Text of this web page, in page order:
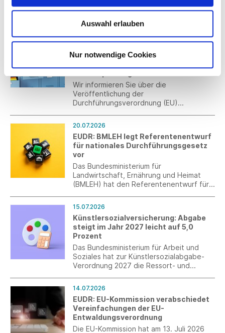
Auswahl erlauben
Nur notwendige Cookies
Strategie beschlossen. Darin werden
auch explizit Maßnahmen für den Transfer
zwischen Startups und Mittelstand
20.07.2026
Durchführungsverordnung (EU)
Wir informieren Sie über die
Veröffentlichung der
Durchführungsverordnung (EU)
Rahmen der Ökodesign-Verordnung
(ESPR).
20.07.2026
EUDR: BMLEH legt Referentenentwurf
für nationales Durchführungsgesetz
vor
Das Bundesministerium für
Landwirtschaft, Ernährung und Heimat
(BMLEH) hat den Referentenentwurf für
vorgelegt und zur Verbändeanhörung
eingeladen.
15.07.2026
Künstlersozialversicherung: Abgabe
steigt im Jahr 2027 leicht auf 5,0
Prozent
Das Bundesministerium für Arbeit und
Soziales hat zur Künstlersozialabgabe-
Verordnung 2027 die Ressort- und
der Abgabesatz zur
Künstlersozialversicherung 5,0 Prozent
betragen.
14.07.2026
EUDR: EU-Kommission verabschiedet
Vereinfachungen der EU-
Entwaldungsverordnung
Die EU-Kommission hat am 13. Juli 2026